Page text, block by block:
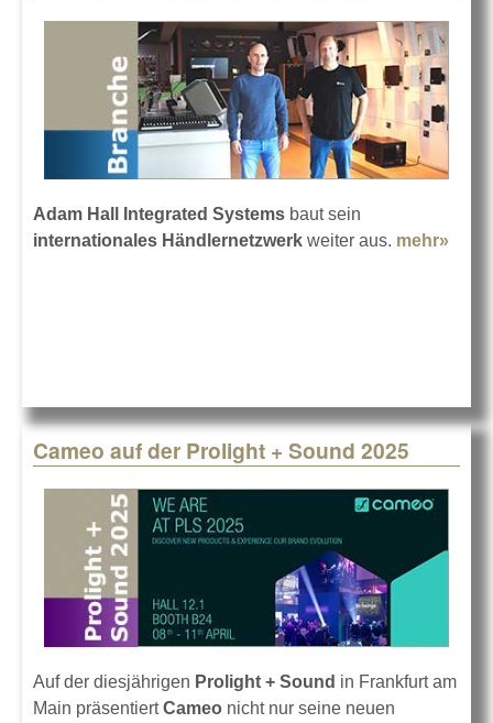
Adam Hall Integrated Systems baut sein
internationales Händlernetzwerk weiter aus. mehr»
Cameo auf der Prolight + Sound 2025
Auf der diesjährigen Prolight + Sound in Frankfurt am
Main präsentiertCameo nicht nur seine neuen